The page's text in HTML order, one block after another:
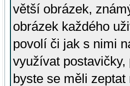
větší obrázek,
obrázek každého
povolí či jak s nimi
využívat
byste se měli